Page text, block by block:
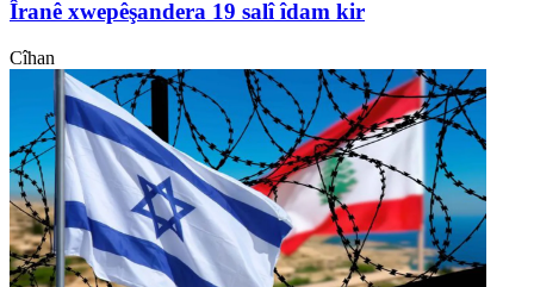
Îranê xwepêşandera 19 salî îdam kir
Cîhan